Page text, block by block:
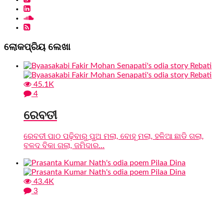
ଲୋକପ୍ରିୟ ଲେଖା
45.1K
4
ରେବତୀ
ରେବତୀ ପାଠ ପଢ଼ିବାରୁ ପୁଅ ମଲା, ବୋହୂ ମଲା, ହଳିଆ ଛାଡି ଗଲା,
ବଳଦ ବିକା ଗଲା, ଜମିଦାର...
43.4K
3